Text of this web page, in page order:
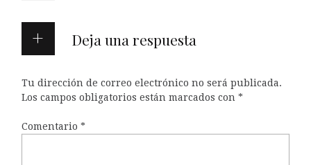
Deja una respuesta
Tu dirección de correo electrónico no será publicada.
Los campos obligatorios están marcados con *
Comentario *